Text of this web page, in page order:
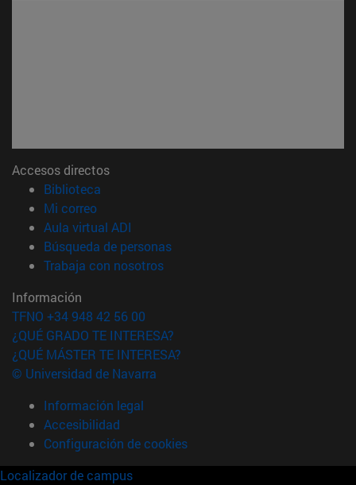
Accesos directos
Biblioteca
Mi correo(abre en nueva ventana)
Aula virtual ADI
Búsqueda de personas(abre en nueva ventana)
Trabaja con nosotros(abre en nueva ventana)
Información
TFNO +34 948 42 56 00
¿QUÉ GRADO TE INTERESA?
¿QUÉ MÁSTER TE INTERESA?
© Universidad de Navarra
Información legal
Accesibilidad
Configuración de cookies
Localizador de campus